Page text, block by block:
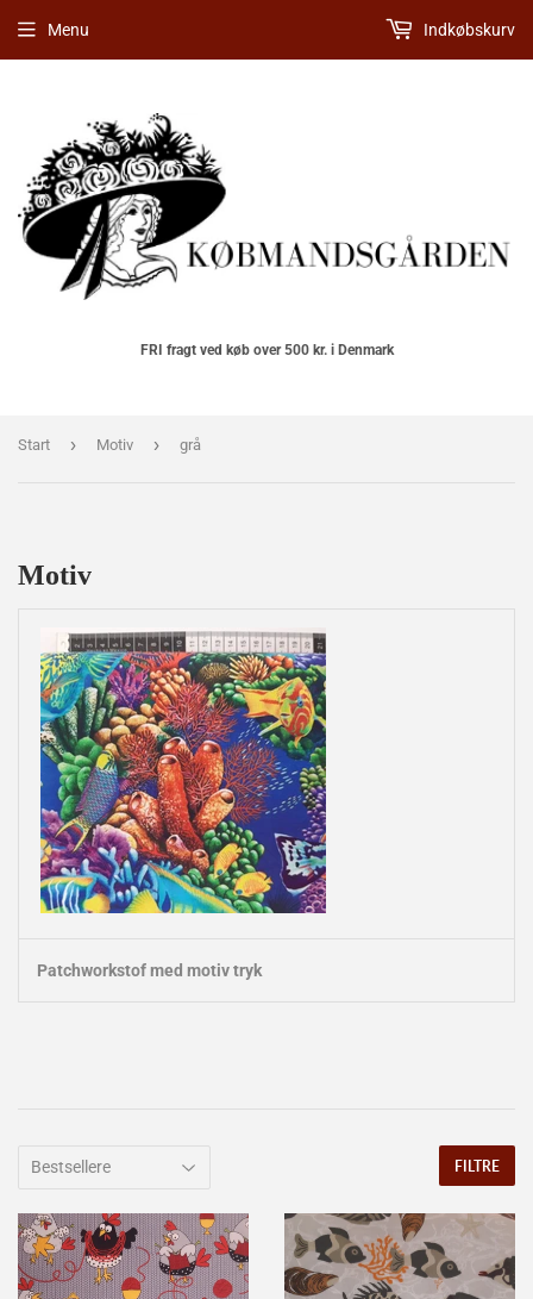
FRI fragt ved køb over 500 kr. i Denmark
Menu Indkøbskurv
Start › Motiv › grå
Motiv
Patchworkstof med motiv tryk
FILTRE